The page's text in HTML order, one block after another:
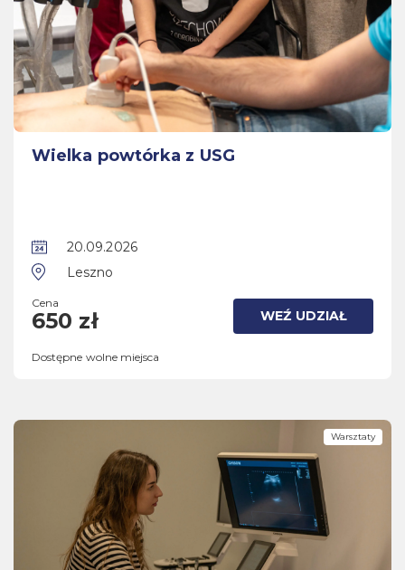
Wielka powtórka z USG
20.09.2026
Leszno
Cena
650 zł WEŹ UDZIAŁ
Dostępne wolne miejsca
Warsztaty